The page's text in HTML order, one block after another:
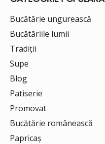
Bucătărie ungurească
Bucătăriile lumii
Tradiții
Supe
Blog
Patiserie
Promovat
Bucătărie românească
Papricaș